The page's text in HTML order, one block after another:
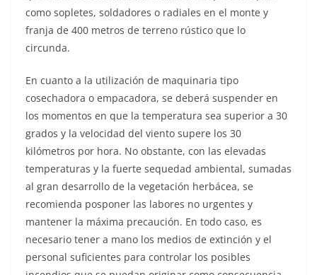
como sopletes, soldadores o radiales en el monte y
franja de 400 metros de terreno rústico que lo
circunda.
En cuanto a la utilización de maquinaria tipo
cosechadora o empacadora, se deberá suspender en
los momentos en que la temperatura sea superior a 30
grados y la velocidad del viento supere los 30
kilómetros por hora. No obstante, con las elevadas
temperaturas y la fuerte sequedad ambiental, sumadas
al gran desarrollo de la vegetación herbácea, se
recomienda posponer las labores no urgentes y
mantener la máxima precaución. En todo caso, es
necesario tener a mano los medios de extinción y el
personal suficientes para controlar los posibles